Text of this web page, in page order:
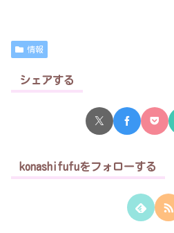
情報
シェアする
konashifufuをフォローする